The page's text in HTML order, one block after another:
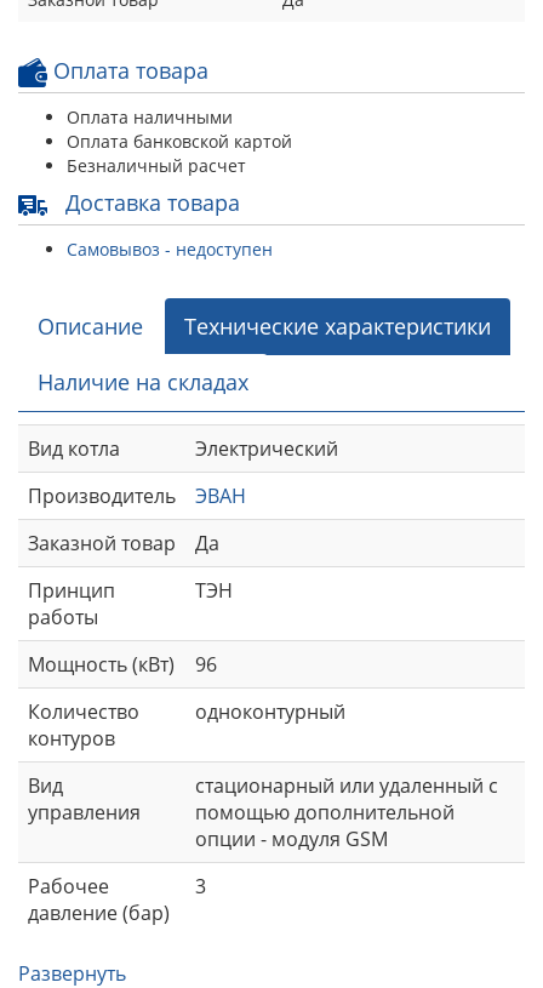
Оплата товара
Оплата наличными
Оплата банковской картой
Безналичный расчет
Доставка товара
Самовывоз - недоступен
Описание
Технические характеристики
Наличие на складах
Вид котла
Электрический
Производитель
ЭВАН
Заказной товар
Да
Принцип
работы
ТЭН
Мощность (кВт)
96
Количество
контуров
одноконтурный
Вид
управления
стационарный или удаленный с
помощью дополнительной
опции - модуля GSM
Рабочее
давление (бар)
3
Развернуть